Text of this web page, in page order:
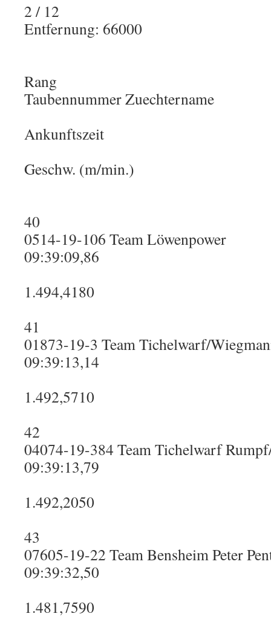
2 / 12
Entfernung: 66000
Rang
Taubennummer Zuechtername
Ankunftszeit
Geschw. (m/min.)
40
0514-19-106 Team Löwenpower
09:39:09,86
1.494,4180
41
01873-19-3 Team Tichelwarf/
09:39:13,14
1.492,5710
42
04074-19-384 Team Tichelwarf
09:39:13,79
1.492,2050
43
07605-19-22 Team Bensheim Peter
09:39:32,50
1.481,7590